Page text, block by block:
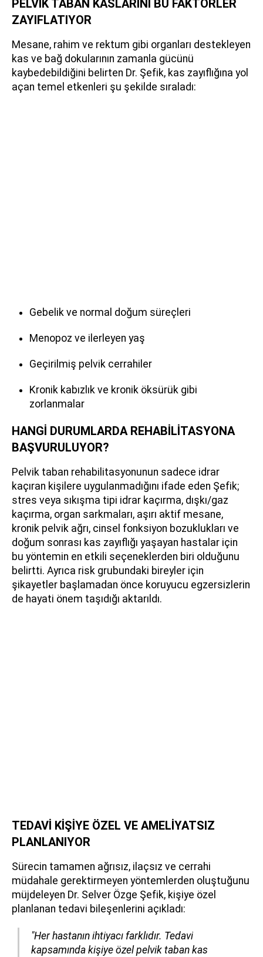
PELVİK TABAN KASLARINI BU FAKTÖRLER
ZAYIFLATIYOR
Mesane, rahim ve rektum gibi organları destekleyen
kas ve bağ dokularının zamanla gücünü
kaybedebildiğini belirten Dr. Şefik, kas zayıflığına yol
açan temel etkenleri şu şekilde sıraladı:
Gebelik ve normal doğum süreçleri
Menopoz ve ilerleyen yaş
Geçirilmiş pelvik cerrahiler
Kronik kabızlık ve kronik öksürük gibi
zorlanmalar
HANGİ DURUMLARDA REHABİLİTASYONA
BAŞVURULUYOR?
Pelvik taban rehabilitasyonunun sadece idrar
kaçıran kişilere uygulanmadığını ifade eden Şefik;
stres veya sıkışma tipi idrar kaçırma, dışkı/gaz
kaçırma, organ sarkmaları, aşırı aktif mesane,
kronik pelvik ağrı, cinsel fonksiyon bozuklukları ve
doğum sonrası kas zayıflığı yaşayan hastalar için
bu yöntemin en etkili seçeneklerden biri olduğunu
belirtti. Ayrıca risk grubundaki bireyler için
şikayetler başlamadan önce koruyucu egzersizlerin
de hayati önem taşıdığı aktarıldı.
TEDAVİ KİŞİYE ÖZEL VE AMELİYATSIZ
PLANLANIYOR
Sürecin tamamen ağrısız, ilaçsız ve cerrahi
müdahale gerektirmeyen yöntemlerden oluştuğunu
müjdeleyen Dr. Selver Özge Şefik, kişiye özel
planlanan tedavi bileşenlerini açıkladı:
"Her hastanın ihtiyacı farklıdır. Tedavi
kapsamında kişiye özel pelvik taban kas